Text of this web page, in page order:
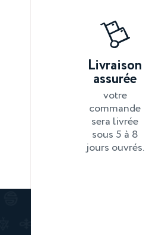
Livraison
assurée
votre
commande
sera livrée
sous 5 à 8
jours ouvrés.